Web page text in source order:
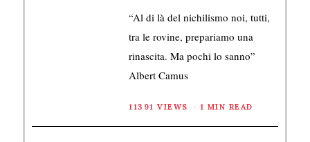
“Al di là del nichilismo noi, tutti,
tra le rovine, prepariamo una
rinascita. Ma pochi lo sanno”
Albert Camus
11391 VIEWS 1 MIN READ